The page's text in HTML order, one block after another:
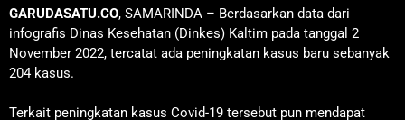
GARUDASATU.CO, SAMARINDA – Berdasarkan data dari
infografis Dinas Kesehatan (Dinkes) Kaltim pada tanggal 2
November 2022, tercatat ada peningkatan kasus baru sebanyak
204 kasus.
Terkait peningkatan kasus Covid-19 tersebut pun mendapat